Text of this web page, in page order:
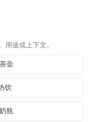
途或上下文。
茶壶
饮
奶瓶